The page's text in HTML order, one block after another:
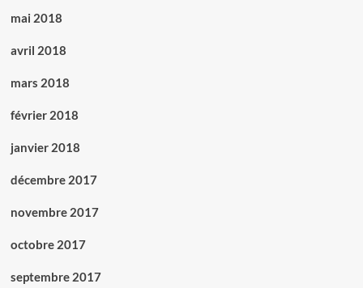
mai 2018
avril 2018
mars 2018
février 2018
janvier 2018
décembre 2017
novembre 2017
octobre 2017
septembre 2017